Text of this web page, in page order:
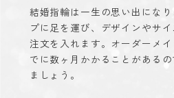
結婚指輪は一生の思い出にな
プに足を運び、デザインやサイ
注文を入れます。オーダーメ
でに数ヶ月かかることがある
ましょう。